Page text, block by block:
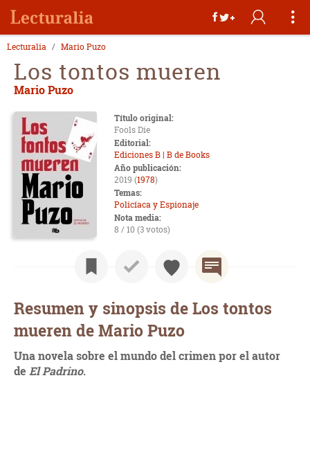
Lecturalia Mario Puzo
Los tontos mueren
Mario Puzo
Título original:
Fools Die
Editorial:
Ediciones B | B de Books
Año publicación:
2019 (1978)
Temas:
Policíaca y Espionaje
Nota media:
8 / 10 (3 votos)
Resumen y sinopsis de Los tontos
mueren de Mario Puzo
Una novela sobre el mundo del crimen por el autor
de El Padrino.